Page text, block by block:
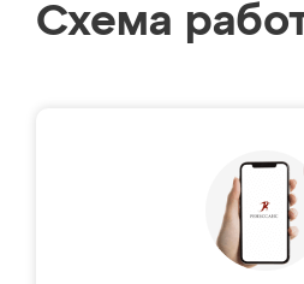
Схема